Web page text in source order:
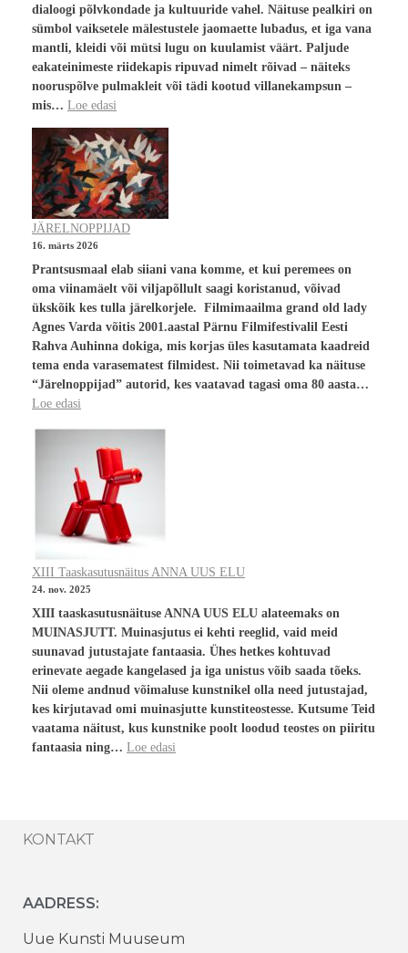
dialoogi põlvkondade ja kultuuride vahel. Näituse pealkiri on
sümbol vaiksetele mälestustele jaomaette lubadus, et iga vana
mantli, kleidi või mütsi lugu on kuulamist väärt. Paljude
eakateinimeste riidekapis ripuvad nimelt rõivad – näiteks
nooruspõlve pulmakleit või tädi kootud villanekampsun –
mis… Loe edasi
JÄRELNOPPIJAD
16. märts 2026
Prantsusmaal elab siiani vana komme, et kui peremees on
oma viinamäelt või viljapõllult saagi koristanud, võivad
ükskõik kes tulla järelkorjele. Filmimaailma grand old lady
Agnes Varda võitis 2001.aastal Pärnu Filmifestivalil Eesti
Rahva Auhinna dokiga, mis korjas üles kasutamata kaadreid
tema enda varasematest filmidest. Nii toimetavad ka näituse
“Järelnoppijad” autorid, kes vaatavad tagasi oma 80 aasta…
Loe edasi
XIII Taaskasutusnäitus ANNA UUS ELU
24. nov. 2025
XIII taaskasutusnäituse ANNA UUS ELU alateemaks on
MUINASJUTT. Muinasjutus ei kehti reeglid, vaid meid
suunavad jutustajate fantaasia. Ühes hetkes kohtuvad
erinevate aegade kangelased ja iga unistus võib saada tõeks.
Nii oleme andnud võimaluse kunstnikel olla need jutustajad,
kes kirjutavad omi muinasjutte kunstiteostesse. Kutsume Teid
vaatama näitust, kus kunstnike poolt loodud teostes on piiritu
fantaasia ning… Loe edasi
KONTAKT
AADRESS:
Uue Kunsti Muuseum